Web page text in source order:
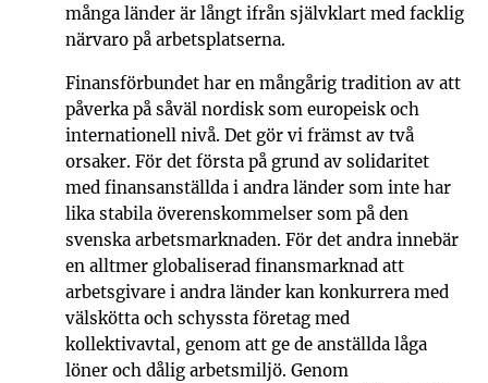
många länder är långt ifrån självklart med facklig
närvaro på arbetsplatserna.
Finansförbundet har en mångårig tradition av att
påverka på såväl nordisk som europeisk och
internationell nivå. Det gör vi främst av två
orsaker. För det första på grund av solidaritet
med finansanställda i andra länder som inte har
lika stabila överenskommelser som på den
svenska arbetsmarknaden. För det andra innebär
en alltmer globaliserad finansmarknad att
arbetsgivare i andra länder kan konkurrera med
välskötta och schyssta företag med
kollektivavtal, genom att ge de anställda låga
löner och dålig arbetsmiljö. Genom